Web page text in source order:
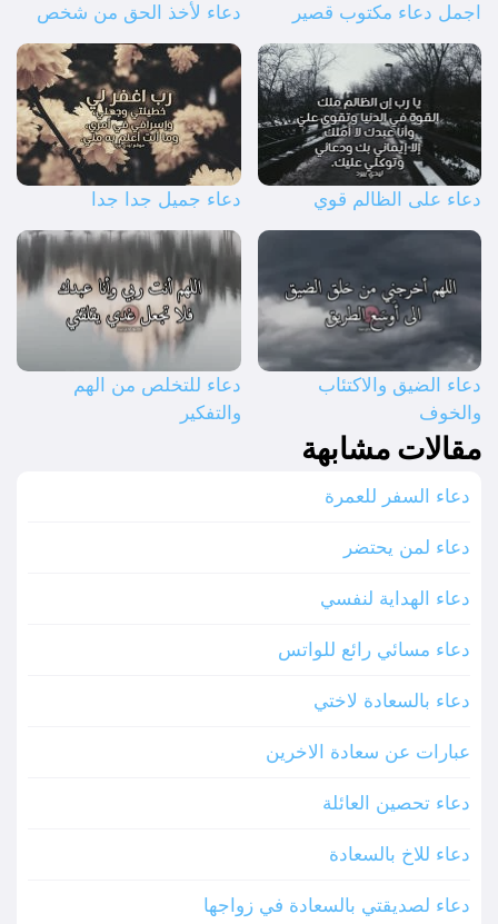
اجمل دعاء مكتوب قصير دعاء لأخذ الحق من شخص
دعاء على الظالم قوي دعاء جميل جدا جدا
دعاء الضيق والاكتئاب
والخوف
دعاء للتخلص من الهم
والتفكير
مقالات مشابهة
دعاء السفر للعمرة
دعاء لمن يحتضر
دعاء الهداية لنفسي
دعاء مسائي رائع للواتس
دعاء بالسعادة لاختي
عبارات عن سعادة الاخرين
دعاء تحصين العائلة
دعاء للاخ بالسعادة
دعاء لصديقتي بالسعادة في زواجها